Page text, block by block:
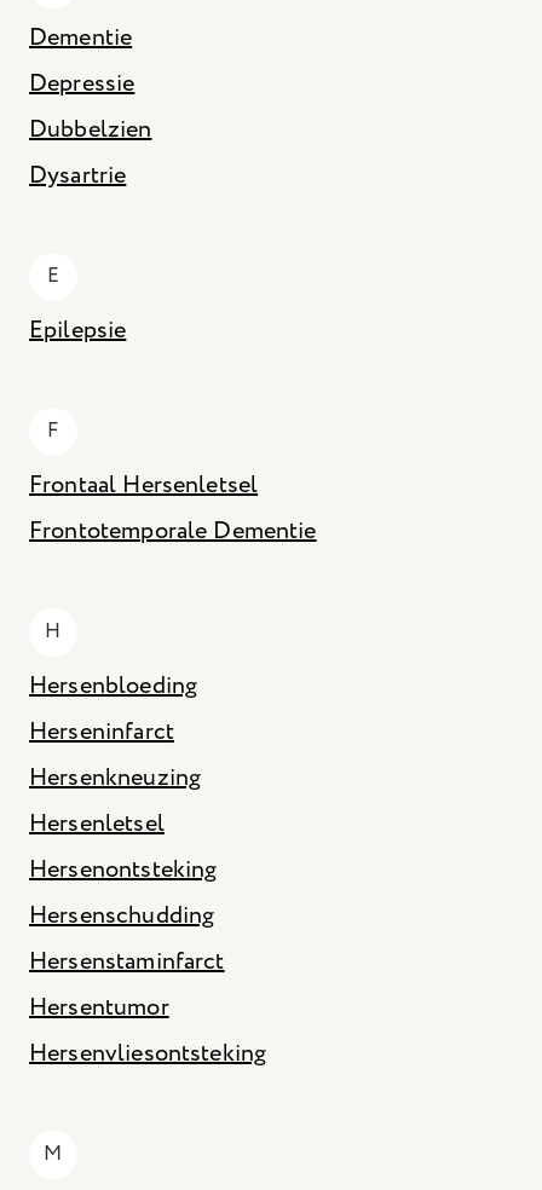
Dementie
Depressie
Dubbelzien
Dysartrie
E
Epilepsie
F
Frontaal Hersenletsel
Frontotemporale Dementie
H
Hersenbloeding
Herseninfarct
Hersenkneuzing
Hersenletsel
Hersenontsteking
Hersenschudding
Hersenstaminfarct
Hersentumor
Hersenvliesontsteking
M